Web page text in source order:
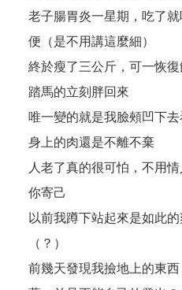
老子腸胃炎一星期，吃了
便（是不用講這麼細）
終於瘦了三公斤，可一恢
踏馬的立刻胖回來
唯一變的就是我臉頰凹下
身上的肉還是不離不棄
人老了真的很可怕，不用
你寄己
以前我蹲下站起來是如此
（？）
前幾天發現我撿地上的東